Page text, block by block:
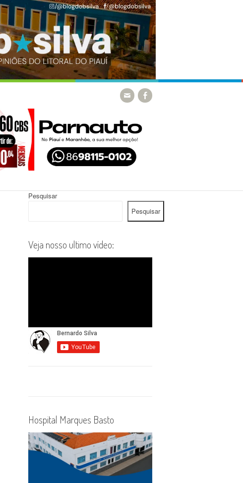
Pesquisar
Pesquisar
Veja nosso ultimo vídeo:
Hospital Marques Basto